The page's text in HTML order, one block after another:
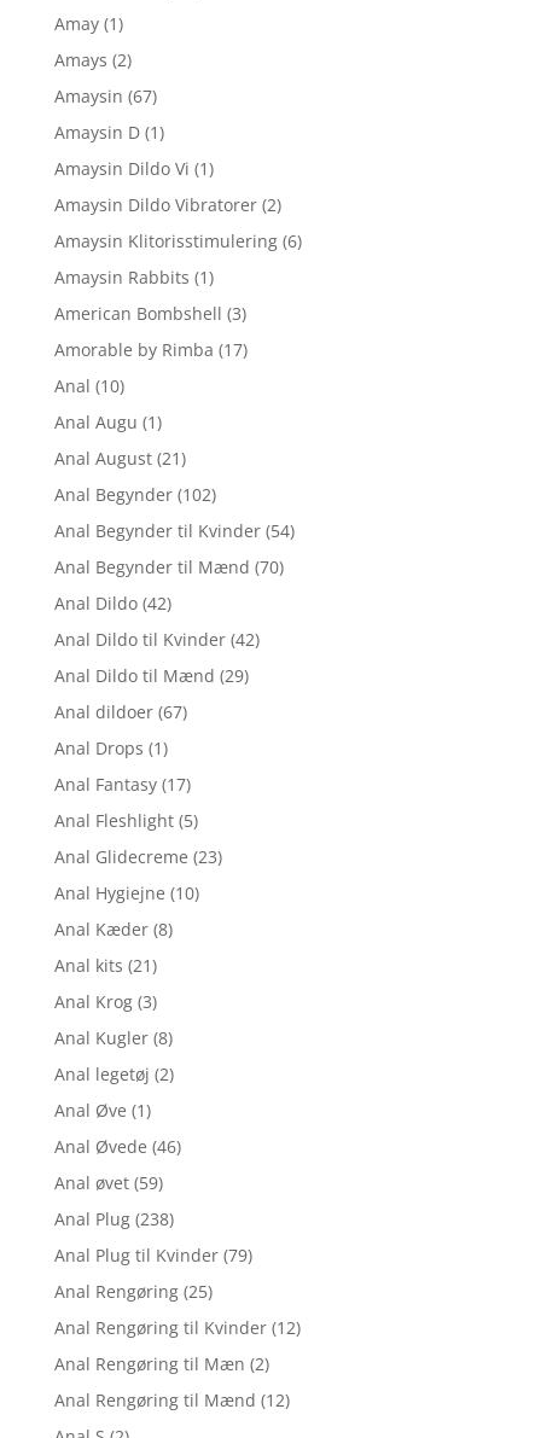
Amay (1)
Amays (2)
Amaysin (67)
Amaysin D (1)
Amaysin Dildo Vi (1)
Amaysin Dildo Vibratorer (2)
Amaysin Klitorisstimulering (6)
Amaysin Rabbits (1)
American Bombshell (3)
Amorable by Rimba (17)
Anal (10)
Anal Augu (1)
Anal August (21)
Anal Begynder (102)
Anal Begynder til Kvinder (54)
Anal Begynder til Mænd (70)
Anal Dildo (42)
Anal Dildo til Kvinder (42)
Anal Dildo til Mænd (29)
Anal dildoer (67)
Anal Drops (1)
Anal Fantasy (17)
Anal Fleshlight (5)
Anal Glidecreme (23)
Anal Hygiejne (10)
Anal Kæder (8)
Anal kits (21)
Anal Krog (3)
Anal Kugler (8)
Anal legetøj (2)
Anal Øve (1)
Anal Øvede (46)
Anal øvet (59)
Anal Plug (238)
Anal Plug til Kvinder (79)
Anal Rengøring (25)
Anal Rengøring til Kvinder (12)
Anal Rengøring til Mæn (2)
Anal Rengøring til Mænd (12)